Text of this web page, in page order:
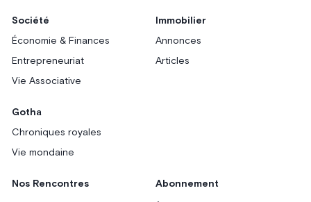
Société
Économie & Finances
Entrepreneuriat
Vie Associative
Immobilier
Annonces
Articles
Gotha
Chroniques royales
Vie mondaine
Nos Rencontres Abonnement